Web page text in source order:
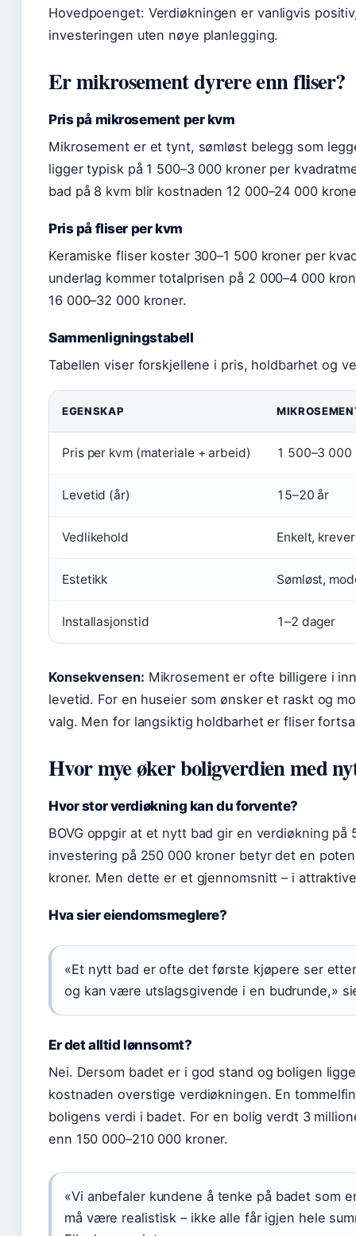
Hovedpoenget: Verdiøkningen er vanligvis
investeringen uten nøye planlegging.
Er mikrosement dyrere enn fliser?
Pris på mikrosement per kvm
Mikrosement er et tynt, sømløst belegg som
ligger typisk på 1 500–3 000 kroner per
bad på 8 kvm blir kostnaden 12 000–24 000
Pris på fliser per kvm
Keramiske fliser koster 300–1 500 kroner per
underlag kommer totalprisen på 2 000–4 000
16 000–32 000 kroner.
Sammenligningstabell
Tabellen viser forskjellene i pris, holdbarhet og
EGENSKAP
Pris per kvm (materiale + arbeid) 1 500–3 000
Levetid (år) 15–20 år
Vedlikehold Enkelt,
Estetikk Sømløst,
Installasjonstid 1–2 dager
Konsekvensen: Mikrosement er ofte billigere i
levetid. For en huseier som ønsker et raskt og
valg. Men for langsiktig holdbarhet er fliser
Hvor mye øker boligverdien med
Hvor stor verdiøkning kan du forvente?
BOVG oppgir at et nytt bad gir en verdiøkning på
investering på 250 000 kroner betyr det en
kroner. Men dette er et gjennomsnitt – i
Hva sier eiendomsmeglere?
«Et nytt bad er ofte det første kjøpere ser
og kan være utslagsgivende i en budrunde,»
Er det alltid lønnsomt?
Nei. Dersom badet er i god stand og boligen
kostnaden overstige verdiøkningen. En
boligens verdi i badet. For en bolig verdt 3
enn 150 000–210 000 kroner.
«Vi anbefaler kundene å tenke på badet som
må være realistisk – ikke alle får igjen hele